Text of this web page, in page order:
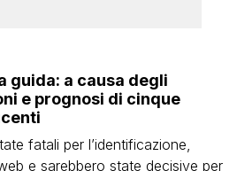
guida: a causa degli
e prognosi di cinque
fatali per l’identificazione,
e sarebbero state decisive per